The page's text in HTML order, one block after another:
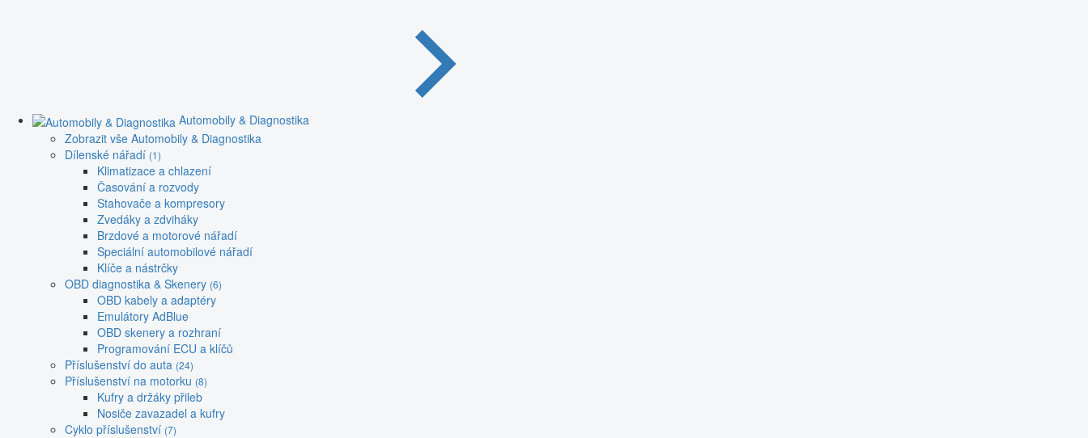
Automobily & Diagnostika
Zobrazit vše Automobily & Diagnostika
Dílenské nářadí (1)
Klimatizace a chlazení
Časování a rozvody
Stahovače a kompresory
Zvedáky a zdviháky
Brzdové a motorové nářadí
Speciální automobilové nářadí
Klíče a nástrčky
OBD diagnostika & Skenery (6)
OBD kabely a adaptéry
Emulátory AdBlue
OBD skenery a rozhraní
Programování ECU a klíčů
Příslušenství do auta (24)
Příslušenství na motorku (8)
Kufry a držáky přileb
Nosiče zavazadel a kufry
Cyklo příslušenství (7)